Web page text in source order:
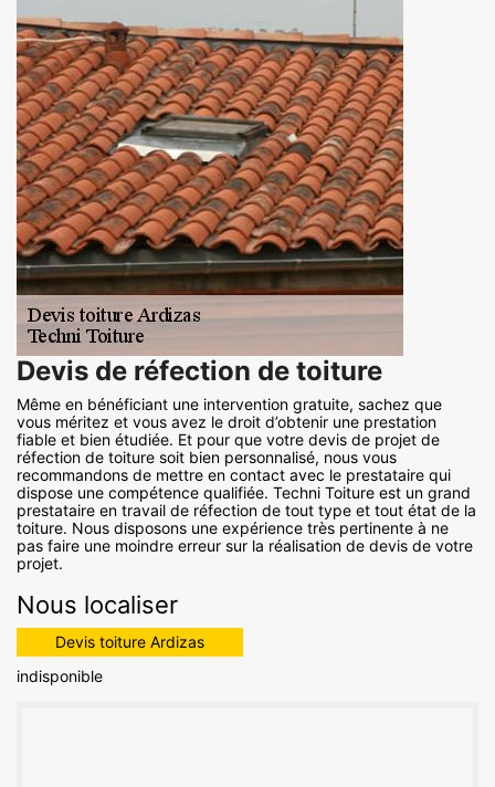
Devis de réfection de toiture
Même en bénéficiant une intervention gratuite, sachez que
vous méritez et vous avez le droit d’obtenir une prestation
fiable et bien étudiée. Et pour que votre devis de projet de
réfection de toiture soit bien personnalisé, nous vous
recommandons de mettre en contact avec le prestataire qui
dispose une compétence qualifiée. Techni Toiture est un grand
prestataire en travail de réfection de tout type et tout état de la
toiture. Nous disposons une expérience très pertinente à ne
pas faire une moindre erreur sur la réalisation de devis de votre
projet.
Nous localiser
Devis toiture Ardizas
indisponible